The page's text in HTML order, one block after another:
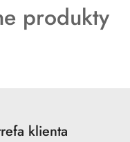
produkty
klienta